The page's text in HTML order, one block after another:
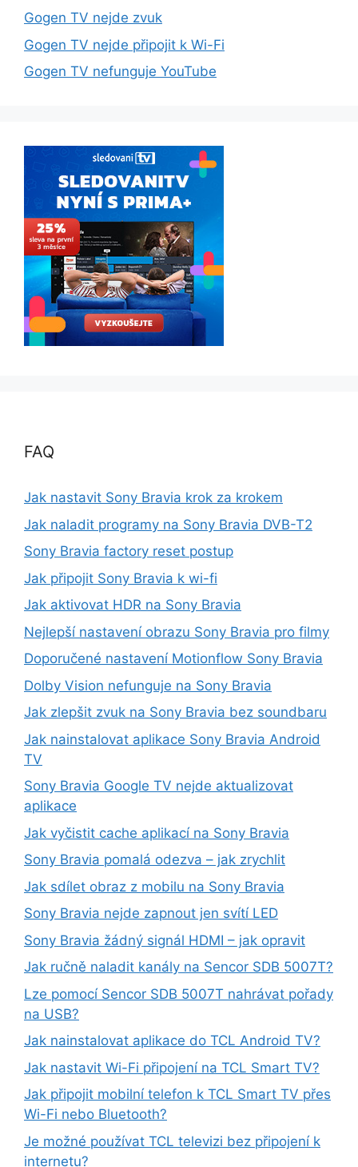
Gogen TV nejde zvuk
Gogen TV nejde připojit k Wi-Fi
Gogen TV nefunguje YouTube
FAQ
Jak nastavit Sony Bravia krok za krokem
Jak naladit programy na Sony Bravia DVB-T2
Sony Bravia factory reset postup
Jak připojit Sony Bravia k wi-fi
Jak aktivovat HDR na Sony Bravia
Nejlepší nastavení obrazu Sony Bravia pro filmy
Doporučené nastavení Motionflow Sony Bravia
Dolby Vision nefunguje na Sony Bravia
Jak zlepšit zvuk na Sony Bravia bez soundbaru
Jak nainstalovat aplikace Sony Bravia Android
TV
Sony Bravia Google TV nejde aktualizovat
aplikace
Jak vyčistit cache aplikací na Sony Bravia
Sony Bravia pomalá odezva – jak zrychlit
Jak sdílet obraz z mobilu na Sony Bravia
Sony Bravia nejde zapnout jen svítí LED
Sony Bravia žádný signál HDMI – jak opravit
Jak ručně naladit kanály na Sencor SDB 5007T?
Lze pomocí Sencor SDB 5007T nahrávat pořady
na USB?
Jak nainstalovat aplikace do TCL Android TV?
Jak nastavit Wi-Fi připojení na TCL Smart TV?
Jak připojit mobilní telefon k TCL Smart TV přes
Wi-Fi nebo Bluetooth?
Je možné používat TCL televizi bez připojení k
internetu?